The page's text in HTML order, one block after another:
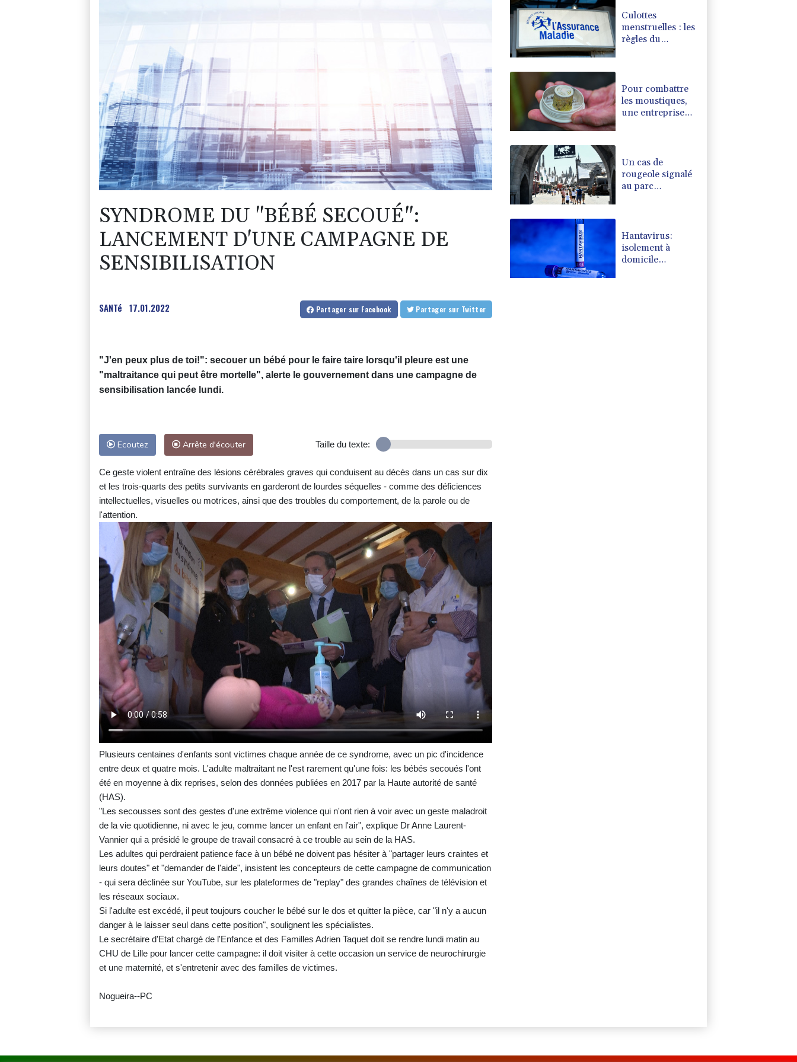
SYNDROME DU "BÉBÉ SECOUÉ":
LANCEMENT D'UNE CAMPAGNE DE
SENSIBILISATION
SANTé 17.01.2022 Partager sur Facebook Partager sur Twitter
"J'en peux plus de toi!": secouer un bébé pour le faire taire lorsqu'il pleure est une
"maltraitance qui peut être mortelle", alerte le gouvernement dans une campagne de
sensibilisation lancée lundi.
Ecoutez Arrête d'écouter Taille du texte:
Ce geste violent entraîne des lésions cérébrales graves qui conduisent au décès dans un cas sur dix
et les trois-quarts des petits survivants en garderont de lourdes séquelles - comme des déficiences
intellectuelles, visuelles ou motrices, ainsi que des troubles du comportement, de la parole ou de
l'attention.
Plusieurs centaines d'enfants sont victimes chaque année de ce syndrome, avec un pic d'incidence
entre deux et quatre mois. L'adulte maltraitant ne l'est rarement qu'une fois: les bébés secoués l'ont
été en moyenne à dix reprises, selon des données publiées en 2017 par la Haute autorité de santé
(HAS).
"Les secousses sont des gestes d'une extrême violence qui n'ont rien à voir avec un geste maladroit
de la vie quotidienne, ni avec le jeu, comme lancer un enfant en l'air", explique Dr Anne Laurent-
Vannier qui a présidé le groupe de travail consacré à ce trouble au sein de la HAS.
Les adultes qui perdraient patience face à un bébé ne doivent pas hésiter à "partager leurs craintes et
leurs doutes" et "demander de l'aide", insistent les concepteurs de cette campagne de communication
- qui sera déclinée sur YouTube, sur les plateformes de "replay" des grandes chaînes de télévision et
les réseaux sociaux.
Si l'adulte est excédé, il peut toujours coucher le bébé sur le dos et quitter la pièce, car "il n'y a aucun
danger à le laisser seul dans cette position", soulignent les spécialistes.
Le secrétaire d'Etat chargé de l'Enfance et des Familles Adrien Taquet doit se rendre lundi matin au
CHU de Lille pour lancer cette campagne: il doit visiter à cette occasion un service de neurochirurgie
et une maternité, et s'entretenir avec des familles de victimes.
Nogueira--PC
Culottes
menstruelles : les
règles du
Pour combattre
les moustiques,
une entreprise
Un cas de
rougeole signalé
au parc
Hantavirus:
isolement à
domicile